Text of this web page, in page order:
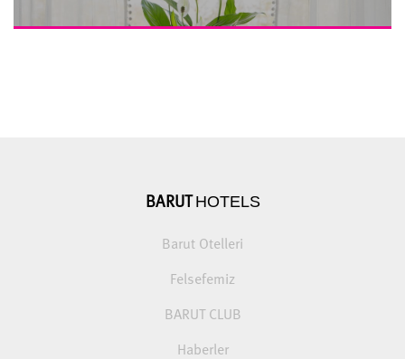
BARUT HOTELS
Barut Otelleri
Felsefemiz
BARUT CLUB
Haberler